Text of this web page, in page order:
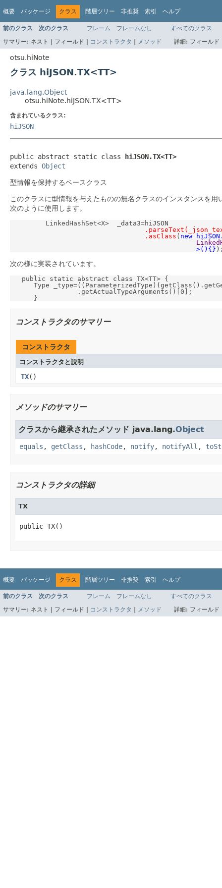
概要 パッケージ クラス 階層ツリー 非推奨 索引 ヘルプ
前のクラス 次のクラス フレーム フレームなし
すべてのクラス
サマリー: ネスト | フィールド | コンストラクタ | メソッド 詳細: フィール
otsu.hiNote
クラス hiJSON.TX<TT>
java.lang.Object
otsu.hiNote.hiJSON.TX<TT>
含まれているクラス:
hiJSON
public abstract static class hiJSON.TX<TT>
extends Object
型情報を保持するベースクラス
このクラスに型情報を与えたものの無名クラスのインスタンスを用
次のように使用します。
         LinkedHashSet<X>  _data3=hiJSON
.asClass ( new
>(){}
次の様に実装されています。
   public static abstract class TX<TT> {
Type
                 .getActualTypeArguments()[0];
コンストラクタのサマリー
コンストラクタ
コンストラクタと説明
TX()
メソッドのサマリー
クラスから継承されたメソッド java.lang.Object
equals , getClass , hashCode, notify, notifyAll ,
コンストラクタの詳細
TX
public TX()
概要 パッケージ クラス 階層ツリー 非推奨 索引 ヘルプ
前のクラス 次のクラス フレーム フレームなし
すべてのクラス
サマリー: ネスト | フィールド | コンストラクタ メソッド 詳細: フィール